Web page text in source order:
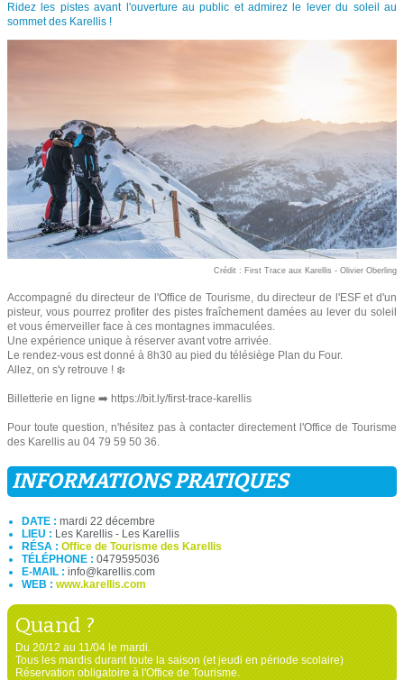
Ridez les pistes avant l'ouverture au public et admirez le lever du soleil au
sommet des Karellis !
Crédit : First Trace aux Karellis - Olivier Oberling
Accompagné du directeur de l'Office de Tourisme, du directeur de l'ESF et d'un
pisteur, vous pourrez profiter des pistes fraîchement damées au lever du soleil
et vous émerveiller face à ces montagnes immaculées.
Une expérience unique à réserver avant votre arrivée.
Le rendez-vous est donné à 8h30 au pied du télésiège Plan du Four.
Allez, on s'y retrouve ! ❄️
Billetterie en ligne ➡️ https://bit.ly/first-trace-karellis
Pour toute question, n'hésitez pas à contacter directement l'Office de Tourisme
des Karellis au 04 79 59 50 36.
INFORMATIONS PRATIQUES
DATE : mardi 22 décembre
LIEU : Les Karellis - Les Karellis
RÉSA : Office de Tourisme des Karellis
TÉLÉPHONE : 0479595036
E-MAIL : info@karellis.com
WEB : www.karellis.com
Quand ?
Du 20/12 au 11/04 le mardi.
Tous les mardis durant toute la saison (et jeudi en période scolaire)
Réservation obligatoire à l'Office de Tourisme.